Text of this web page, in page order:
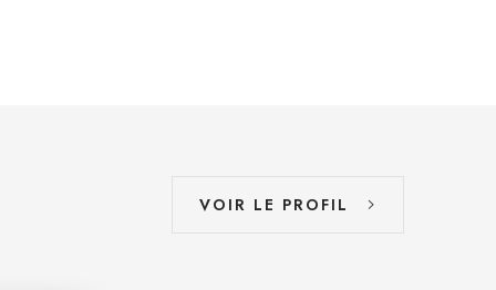
VOIR LE PROFIL